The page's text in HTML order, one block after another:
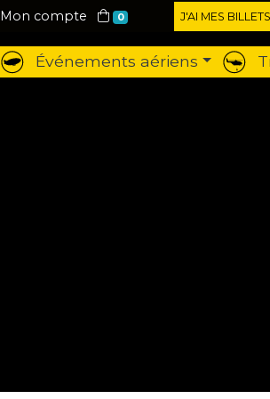
Mon compte 0 J'AI MES
Événements aériens